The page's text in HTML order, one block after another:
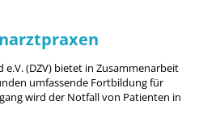
e.V. (DZV) bietet in Zusammenarbeit
umfassende Fortbildung für
wird der Notfall von Patienten in